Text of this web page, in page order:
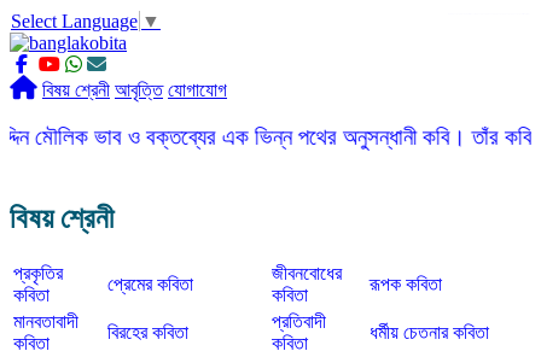
Select Language ▼
বিষয় শ্রেনী আবৃত্তি যোগাযোগ
ভাব ও বক্তব্যের এক ভিন্ন পথের অনুসন্ধানী কবি।
বিষয় শ্রেনী
প্রকৃতির
কবিতা
প্রেমের কবিতা
জীবনবোধের
কবিতা
রূপক কবিতা
মানবতাবাদী
কবিতা
বিরহের কবিতা
প্রতিবাদী
কবিতা
ধর্মীয় চেতনার কবিতা